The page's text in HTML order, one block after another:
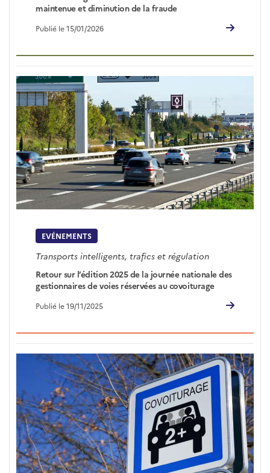
maintenue et diminution de la fraude
Publié le 15/01/2026
EVÉNEMENTS
Transports intelligents, trafics et régulation
Retour sur l’édition 2025 de la journée nationale des
gestionnaires de voies réservées au covoiturage
Publié le 19/11/2025